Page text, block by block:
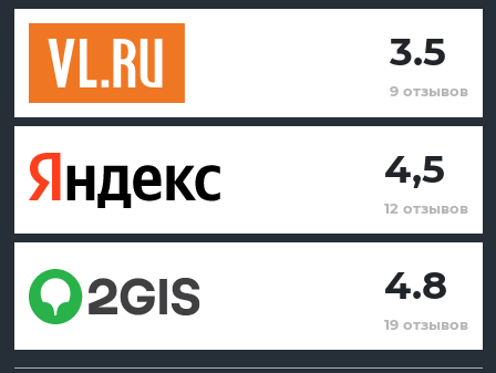
3.5
9 отзывов
4,5
12 отзывов
4.8
19 отзывов